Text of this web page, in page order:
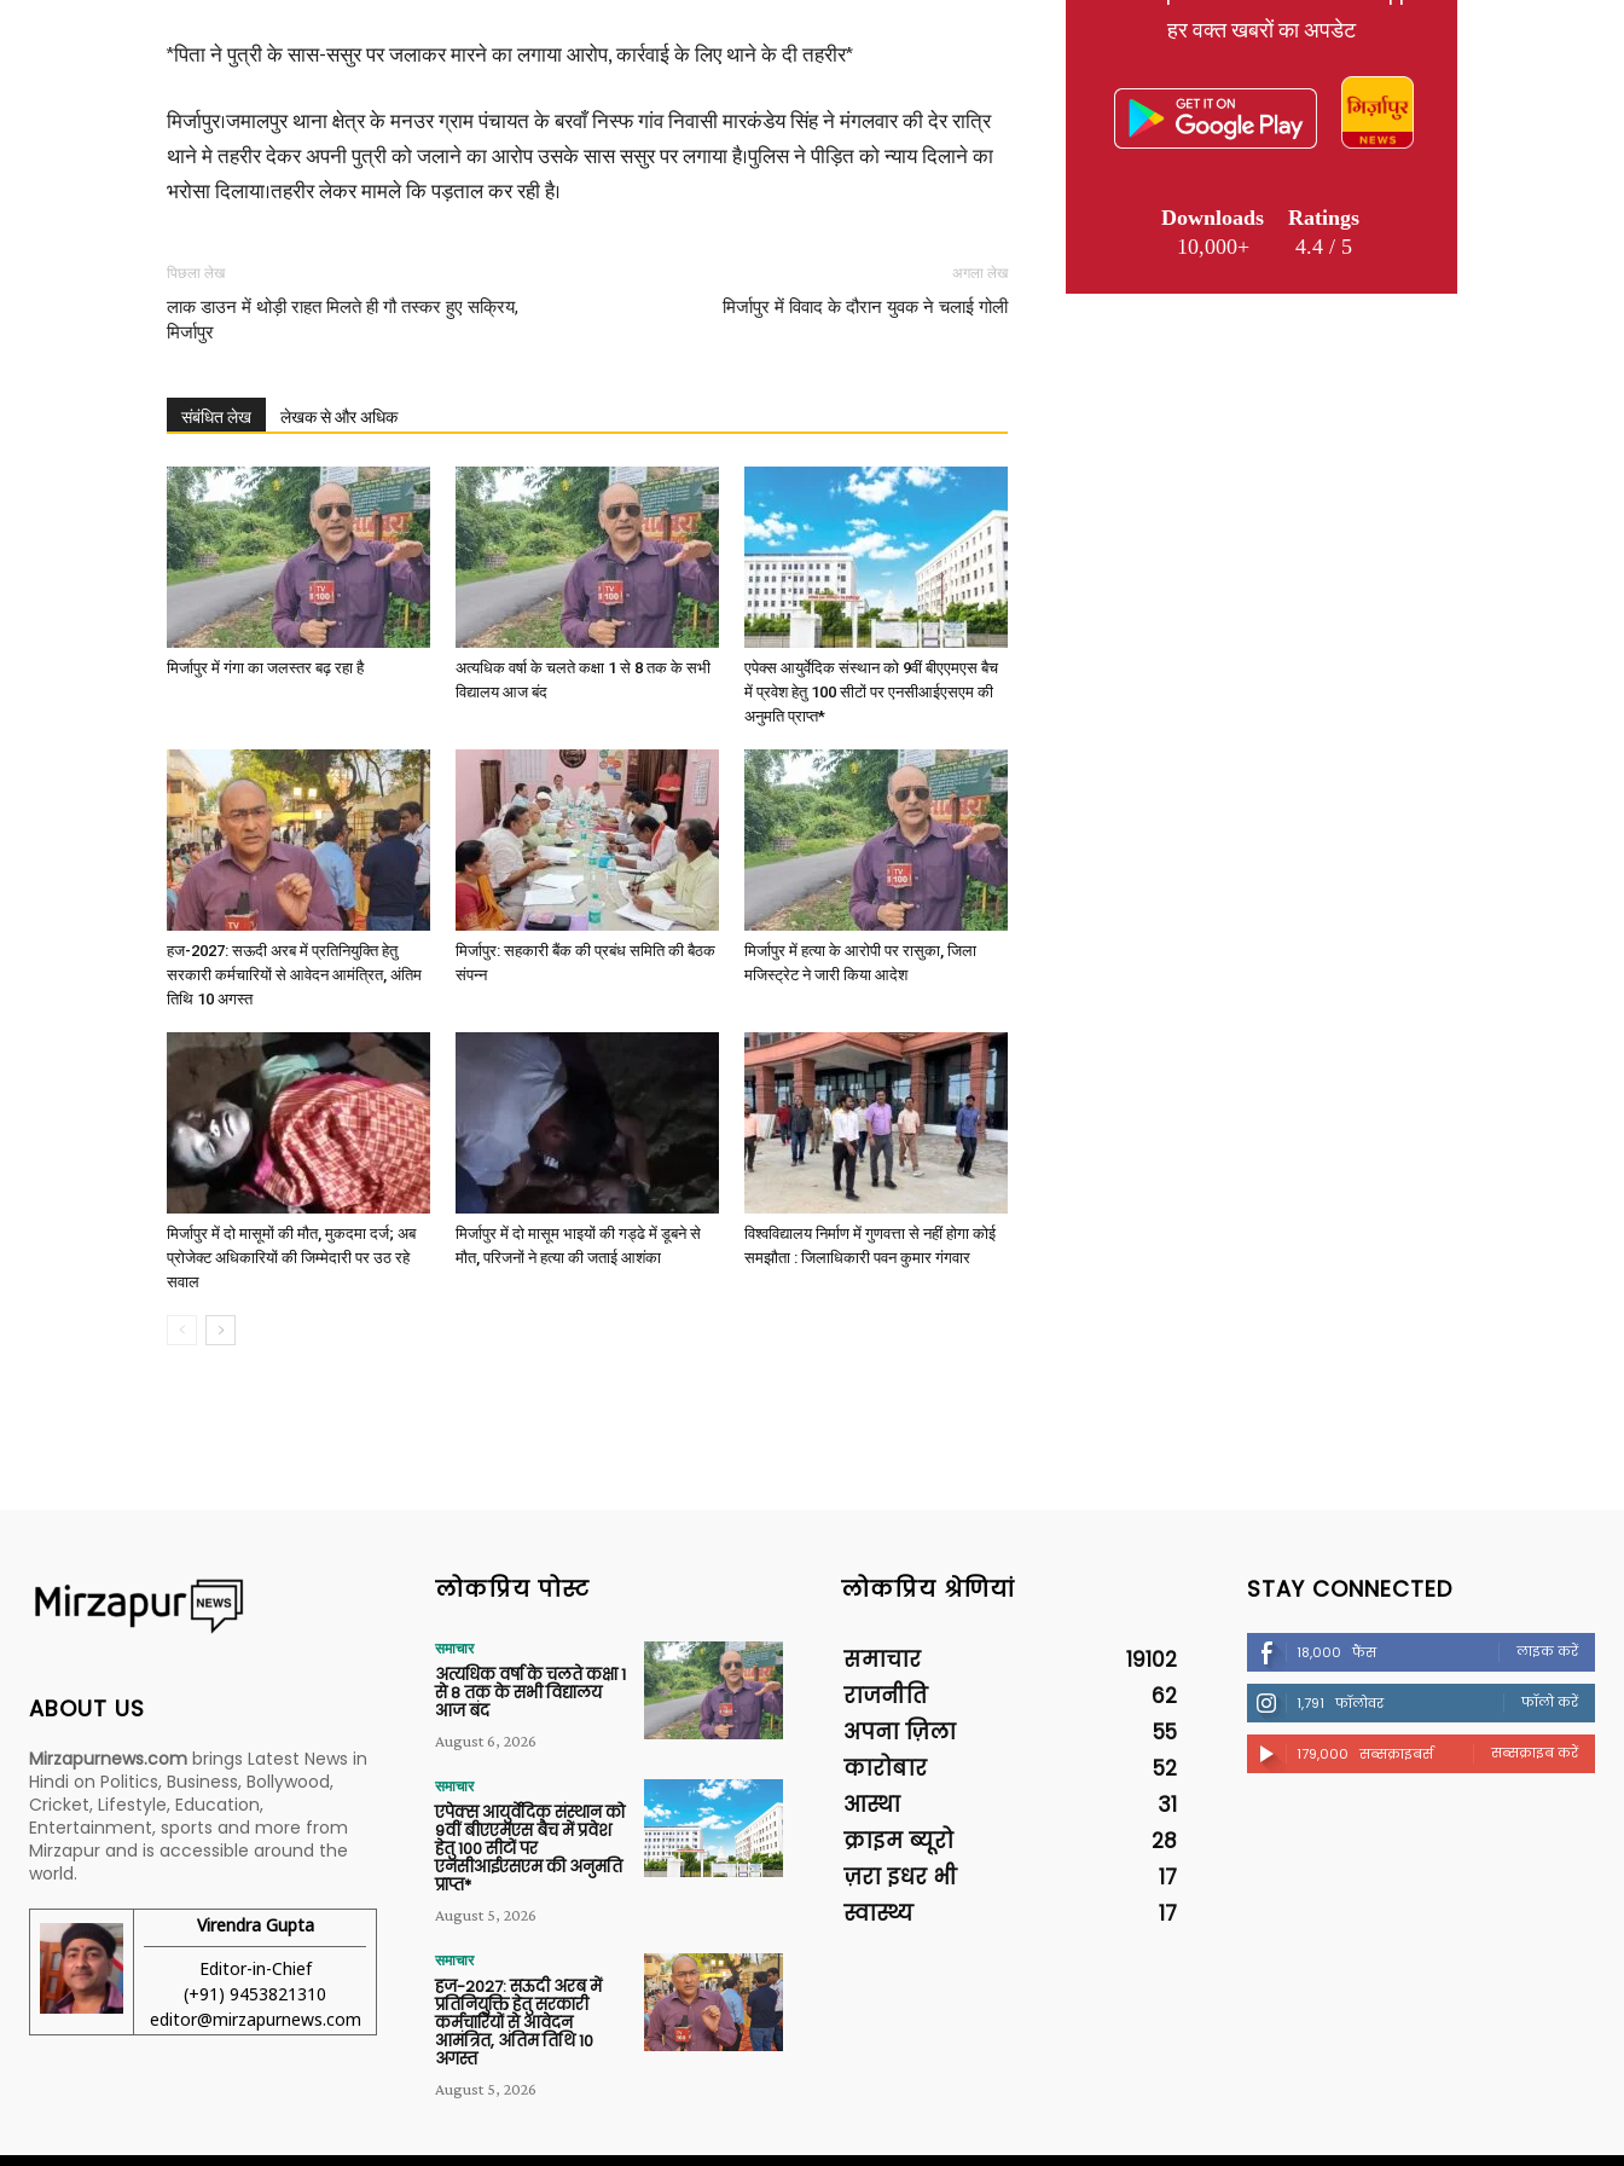
News,
Latest
in
Hindi,
Today
Hindi
News
*पिता ने पुत्री के सास-ससुर पर जलाकर मारने का लगाया आरोप, कार्रवाई के लिए थाने के दी तहरीर*
मिर्जापुर।जमालपुर थाना क्षेत्र के मनउर ग्राम पंचायत के बरवाँ निस्फ गांव निवासी मारकंडेय सिंह ने मंगलवार की देर रात्रि
थाने मे तहरीर देकर अपनी पुत्री को जलाने का आरोप उसके सास ससुर पर लगाया है।पुलिस ने पीड़ित को न्याय दिलाने का
भरोसा दिलाया।तहरीर लेकर मामले कि पड़ताल कर रही है।
पिछला लेख
लाक डाउन में थोड़ी राहत मिलते ही गौ तस्कर हुए सक्रिय,
मिर्जापुर
अगला लेख
मिर्जापुर में विवाद के दौरान युवक ने चलाई गोली
संबंधित लेख लेखक से और अधिक
मिर्जापुर में गंगा का जलस्तर बढ़ रहा है
अत्यधिक वर्षा के चलते कक्षा 1 से 8 तक के सभी
विद्यालय आज बंद
एपेक्स आयुर्वेदिक संस्थान को 9वीं बीएएमएस बैच
में प्रवेश हेतु 100 सीटों पर एनसीआईएसएम की
अनुमति प्राप्त*
हज-2027: सऊदी अरब में प्रतिनियुक्ति हेतु
सरकारी कर्मचारियों से आवेदन आमंत्रित, अंतिम
तिथि 10 अगस्त
मिर्जापुर: सहकारी बैंक की प्रबंध समिति की बैठक
संपन्न
मिर्जापुर में हत्या के आरोपी पर रासुका, जिला
मजिस्ट्रेट ने जारी किया आदेश
मिर्जापुर में दो मासूमों की मौत, मुकदमा दर्ज; अब
प्रोजेक्ट अधिकारियों की जिम्मेदारी पर उठ रहे
सवाल
मिर्जापुर में दो मासूम भाइयों की गड्ढे में डूबने से
मौत, परिजनों ने हत्या की जताई आशंका
विश्वविद्यालय निर्माण में गुणवत्ता से नहीं होगा कोई
समझौता : जिलाधिकारी पवन कुमार गंगवार
हर वक्त खबरों का अपडेट
Downloads
10,000+
Ratings
4.4 / 5
ABOUT US
Mirzapurnews.com brings Latest News in
Hindi on Politics, Business, Bollywood,
Cricket, Lifestyle, Education,
Entertainment, sports and more from
Mirzapur and is accessible around the
world.
Virendra Gupta
Editor-in-Chief
(+91) 9453821310
editor@mirzapurnews.com
लोकप्रिय पोस्ट
समाचार
अत्यधिक वर्षा के चलते कक्षा 1
से 8 तक के सभी विद्यालय
आज बंद
August 6, 2026
समाचार
एपेक्स आयुर्वेदिक संस्थान को
9वीं बीएएमएस बैच में प्रवेश
हेतु 100 सीटों पर
एनसीआईएसएम की अनुमति
प्राप्त*
August 5, 2026
समाचार
हज-2027: सऊदी अरब में
प्रतिनियुक्ति हेतु सरकारी
कर्मचारियों से आवेदन
आमंत्रित, अंतिम तिथि 10
अगस्त
August 5, 2026
लोकप्रिय श्रेणियां
समाचार
19102
राजनीति
62
अपना ज़िला
55
कारोबार
52
आस्था
31
क्राइम ब्यूरो
28
ज़रा इधर भी
17
स्वास्थ्य
17
STAY CONNECTED
18,000 फैंस लाइक करें
1,791 फॉलोवर फॉलो करें
179,000 सब्सक्राइबर्स सब्सक्राइब करें